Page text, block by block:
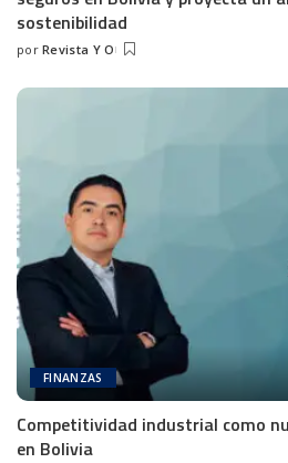
sostenibilidad
por Revista Y O
FINANZAS
Competitividad industrial como
en Bolivia